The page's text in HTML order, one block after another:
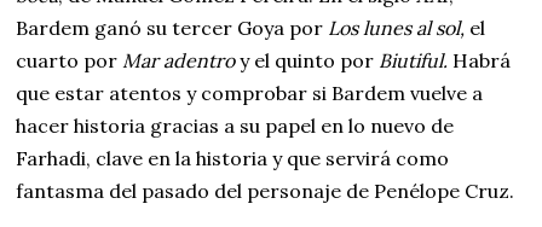
Bardem ganó su tercer Goya por Los lunes al sol, el
cuarto por Mar adentroy el quinto por Biutiful. Habrá
que estar atentos y comprobar si Bardem vuelve a
hacer historia gracias a su papel en lo nuevo de
Farhadi, clave en la historia y que servirá como
fantasma del pasado del personaje de Penélope Cruz.